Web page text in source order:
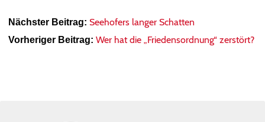
Nächster Beitrag: Seehofers langer Schatten
Vorheriger Beitrag: Wer hat die „Friedensordnung“ zerstört?